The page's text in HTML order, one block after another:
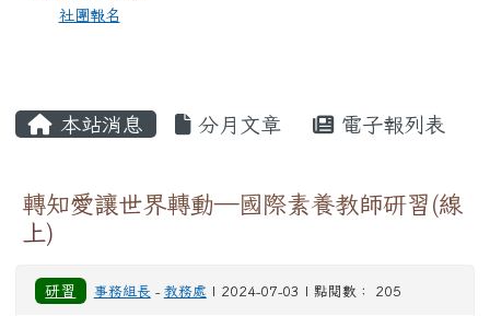
社團報名
本站消息 分月文章 電子報列表
轉知愛讓世界轉動—國際素養教師研習(線
上)
研習 事務組長 - 教務處 | 2024-07-03 | 點閱數： 205